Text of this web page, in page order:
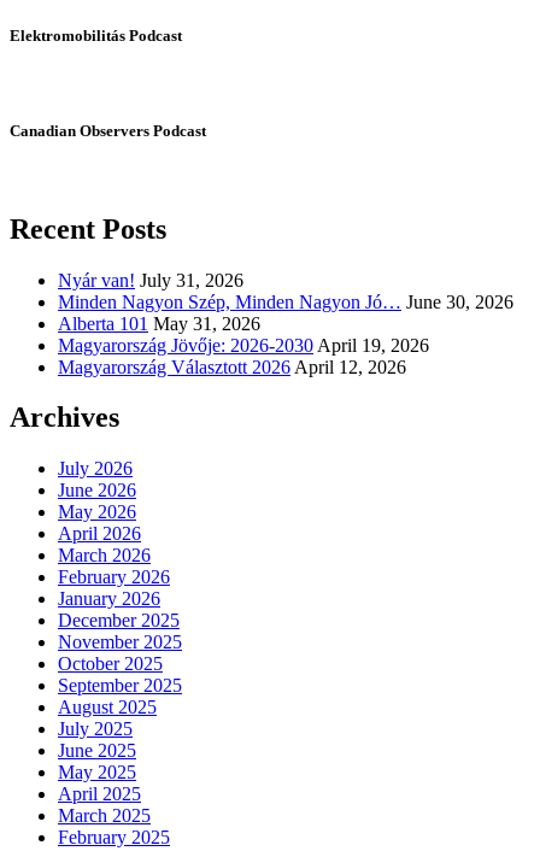
Elektromobilitás Podcast
Canadian Observers Podcast
Recent Posts
Nyár van! July 31, 2026
Minden Nagyon Szép, Minden Nagyon Jó… June 30, 2026
Alberta 101 May 31, 2026
Magyarország Jövője: 2026-2030 April 19, 2026
Magyarország Választott 2026 April 12, 2026
Archives
July 2026
June 2026
May 2026
April 2026
March 2026
February 2026
January 2026
December 2025
November 2025
October 2025
September 2025
August 2025
July 2025
June 2025
May 2025
April 2025
March 2025
February 2025